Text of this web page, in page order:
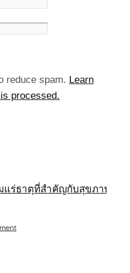
reduce spam. Learn
processed.
แร่ธาตุที่สำคัญกับสุขภาพ